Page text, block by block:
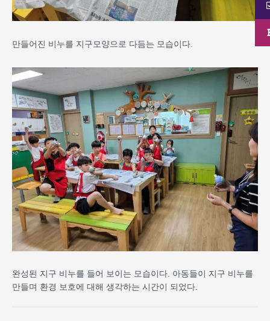
만들어진 비누를 지구모양으로 다듬는 모습이다.
완성된 지구 비누를 들어 보이는 모습이다. 아동들이 지구 비누를
만들며 환경 보호에 대해 생각하는 시간이 되었다.